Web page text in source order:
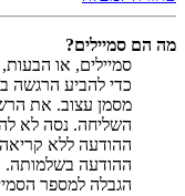
מה הם סמיילים?
סמיילים, או
כדי להביע הרגשה
מסמן עצוב. את
השליחה. נסה לא
ההודעה ללא
ההודעה בשלמותה.
הגבלה למספר